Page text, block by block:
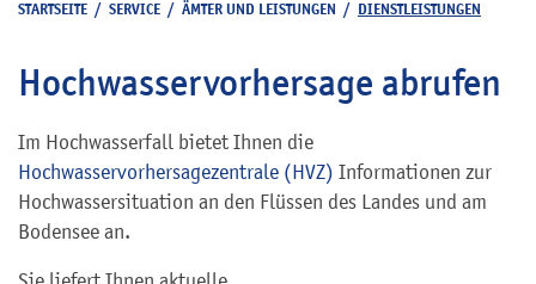
STARTSEITE / SERVICE / ÄMTER UND LEISTUNGEN / DIENSTLEISTUNGEN
Hochwasservorhersage abrufen
Im Hochwasserfall bietet Ihnen die
Hochwasservorhersagezentrale (HVZ) Informationen zur
Hochwassersituation an den Flüssen des Landes und am
Bodensee an.